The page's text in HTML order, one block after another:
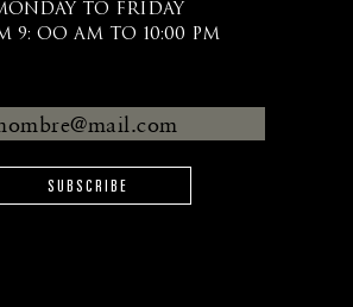
TO FRIDAY
9: OO AM TO 10:00 PM
SUBSCRIBE